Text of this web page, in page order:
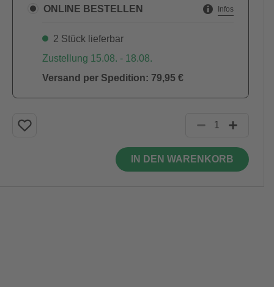
ONLINE BESTELLEN Infos
2 Stück lieferbar
Zustellung 15.08. - 18.08.
Versand per Spedition: 79,95 €
IN DEN WARENKORB